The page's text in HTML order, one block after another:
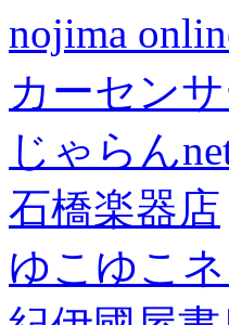
nojima
カーセン
じゃらん
石橋楽器店
ゆこゆこネ